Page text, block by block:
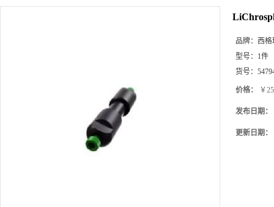
品牌： 西格
型号： 1件
货号：
价格： ￥
发布日期：
更新日期：